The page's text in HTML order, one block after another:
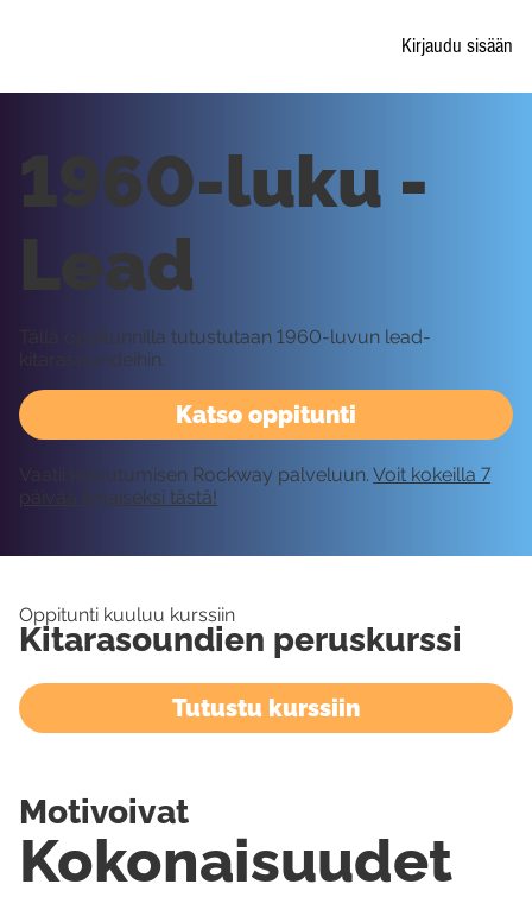
Kirjaudu sisään
Katso oppitunti
1960-luku -
Lead
Tällä oppitunnilla tutustutaan 1960-luvun lead-
kitarasoundeihin.
Vaatii kirjautumisen Rockway palveluun. Voit kokeilla 7
päivää ilmaiseksi tästä!
Oppitunti kuuluu kurssiin
Kitarasoundien peruskurssi
Tutustu kurssiin
Kokonaisuudet
Motivoivat